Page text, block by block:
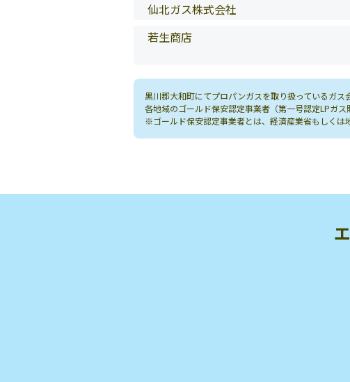
仙北ガス株式会社
若生商店
黒川郡大和町にてプロパンガスを取り扱っているガス
各地域のゴールド保安認定事業者（第一号認定LPガス
※ゴールド保安認定事業者とは、経済産業省もしくは